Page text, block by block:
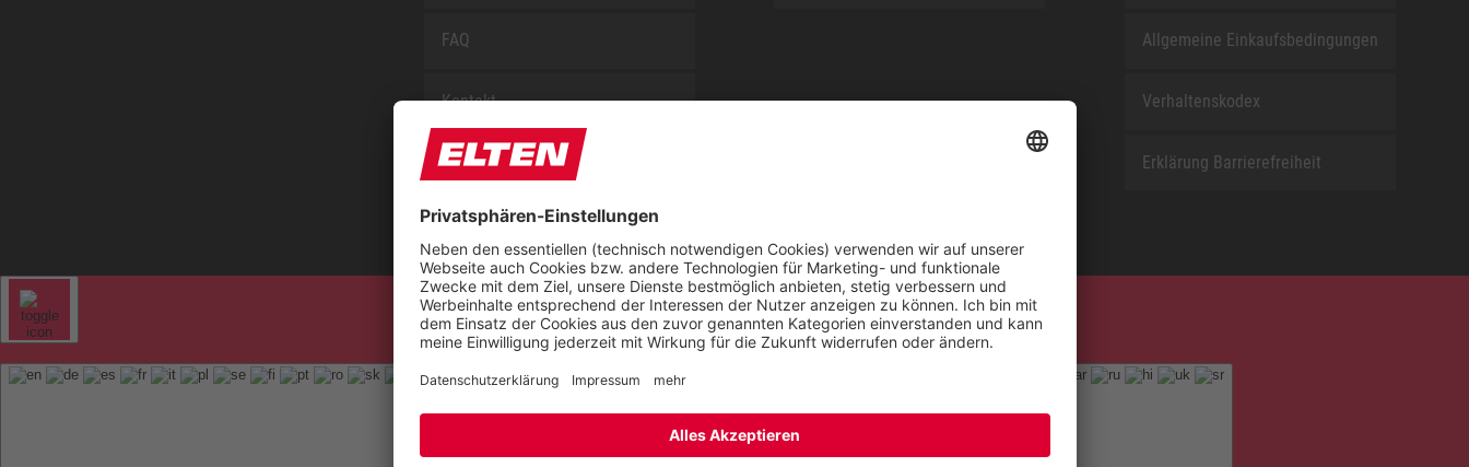
FAQ
Kontakt
Sitemap
Allgemeine Einkaufsbedingungen
Verhaltenskodex
Erklärung Barrierefreiheit
Englisch